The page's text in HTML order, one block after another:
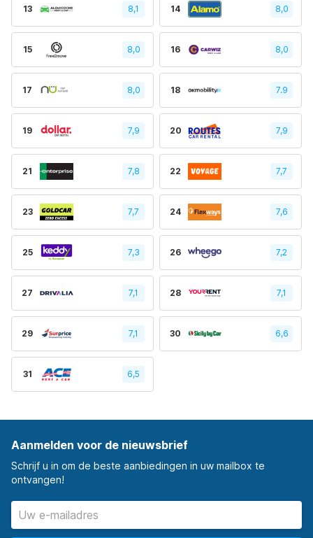
13 8,1 14 8,0
15 8,0 16 8,0
17 8,0 18 7.9
19 7,9 20 7,9
21 7,8 22 7,7
23 7,7 24 7,6
25 7,3 26 7,2
27 7,1 28 7,1
29 7,1 30 6,6
31 6,5
Aanmelden voor de nieuwsbrief
Schrijf u in om de beste aanbiedingen in uw mailbox te
ontvangen!